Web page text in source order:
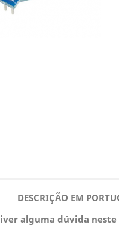
DESCRIÇÃO EM
alguma dúvida